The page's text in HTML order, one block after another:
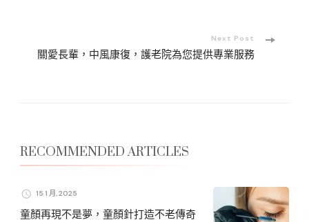
Navigation
Next Post
關愛長輩，中風康復，護老院為您提供專業服務
RECOMMENDED ARTICLES
15 1 月, 2025
童顏再現不是夢，童顏針打造不老傳奇